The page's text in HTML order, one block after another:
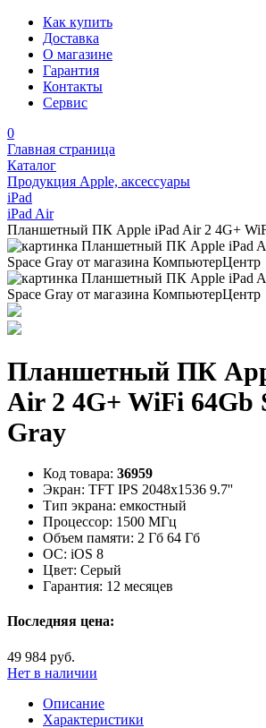
Как купить
Доставка
О магазине
Гарантия
Контакты
Сервис
0
Главная страница
Каталог
Продукция Apple, аксессуары
iPad
iPad Air
Планшетный ПК Apple iPad Air 2 4G+
Планшетный ПК
Air 2 4G+ WiFi 64Gb
Gray
Код товара: 36959
Экран: TFT IPS 2048x1536 9.7''
Тип экрана: емкостный
Процессор: 1500 МГц
Объем памяти: 2 Гб 64 Гб
ОС: iOS 8
Цвет: Серый
Гарантия: 12 месяцев
Последняя цена:
49 984 руб.
Нет в наличии
Описание
Характеристики